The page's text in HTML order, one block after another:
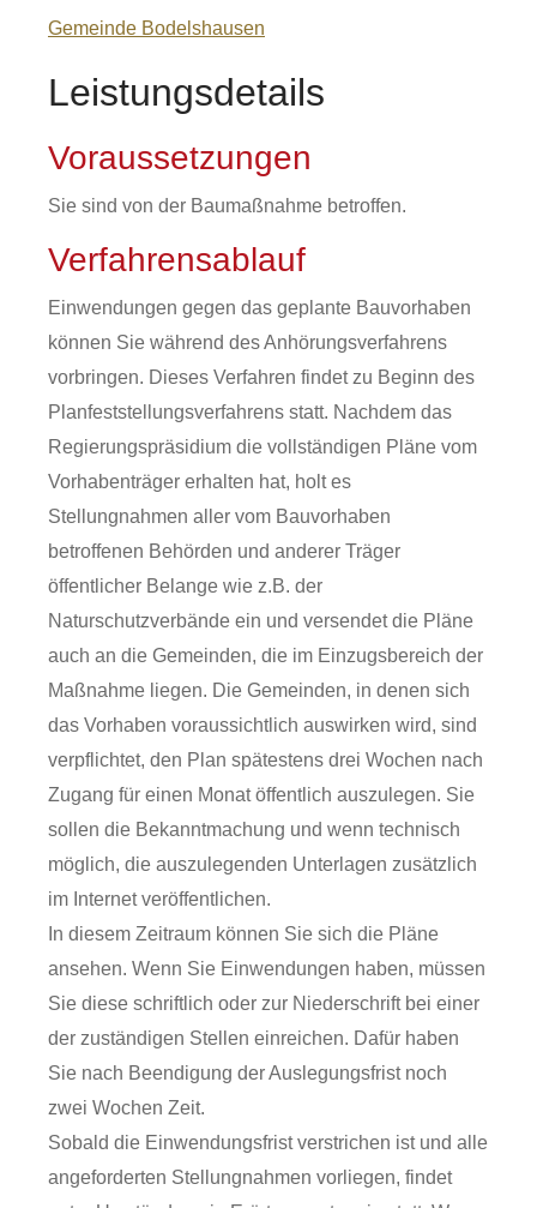
Gemeinde Bodelshausen
Leistungsdetails
Voraussetzungen
Sie sind von der Baumaßnahme betroffen.
Verfahrensablauf
Einwendungen gegen das geplante Bauvorhaben
können Sie während des Anhörungsverfahrens
vorbringen. Dieses Verfahren findet zu Beginn des
Planfeststellungsverfahrens statt. Nachdem das
Regierungspräsidium die vollständigen Pläne vom
Vorhabenträger erhalten hat, holt es
Stellungnahmen aller vom Bauvorhaben
betroffenen Behörden und anderer Träger
öffentlicher Belange wie z.B. der
Naturschutzverbände ein und versendet die Pläne
auch an die Gemeinden, die im Einzugsbereich der
Maßnahme liegen. Die Gemeinden, in denen sich
das Vorhaben voraussichtlich auswirken wird, sind
verpflichtet, den Plan spätestens drei Wochen nach
Zugang für einen Monat öffentlich auszulegen. Sie
sollen die Bekanntmachung und wenn technisch
möglich, die auszulegenden Unterlagen zusätzlich
im Internet veröffentlichen.
In diesem Zeitraum können Sie sich die Pläne
ansehen. Wenn Sie Einwendungen haben, müssen
Sie diese schriftlich oder zur Niederschrift bei einer
der zuständigen Stellen einreichen. Dafür haben
Sie nach Beendigung der Auslegungsfrist noch
zwei Wochen Zeit.
Sobald die Einwendungsfrist verstrichen ist und alle
angeforderten Stellungnahmen vorliegen, findet